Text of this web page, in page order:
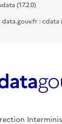
(17.2.0)
: cdata